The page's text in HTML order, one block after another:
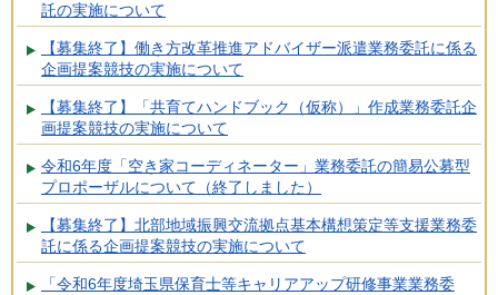
託の実施について
【募集終了】働き方改革推進アドバイザー派遣業務委託に係る
企画提案競技の実施について
【募集終了】「共育てハンドブック（仮称）」作成業務委託企
画提案競技の実施について
令和6年度「空き家コーディネーター」業務委託の簡易公募型
プロポーザルについて（終了しました）
【募集終了】北部地域振興交流拠点基本構想策定等支援業務委
託に係る企画提案競技の実施について
「令和6年度埼玉県保育士等キャリアアップ研修事業業務委